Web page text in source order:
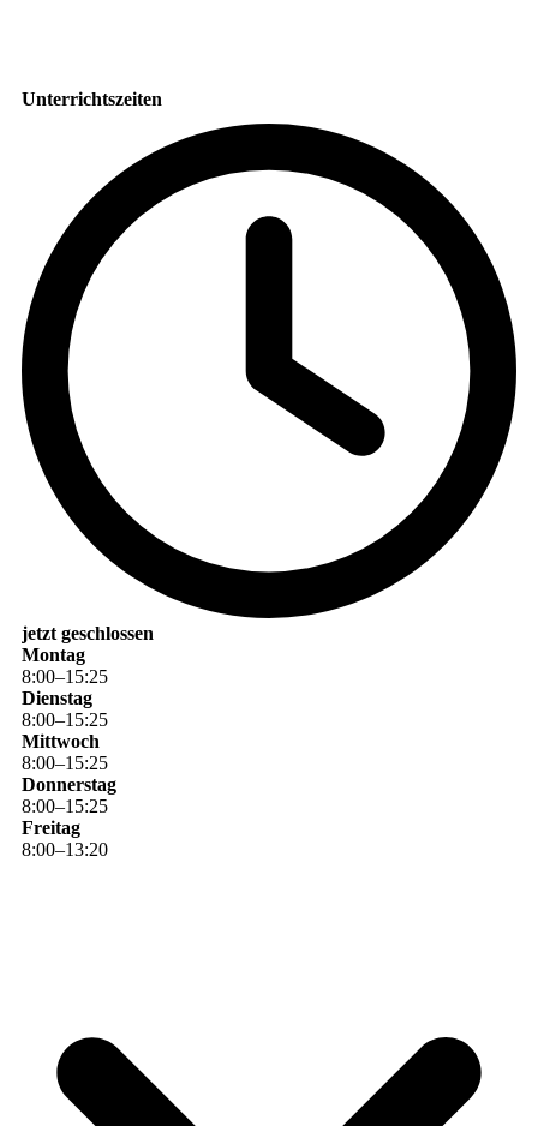
Unterrichtszeiten
jetzt geschlossen
Montag
8:00–15:25
Dienstag
8:00–15:25
Mittwoch
8:00–15:25
Donnerstag
8:00–15:25
Freitag
8:00–13:20